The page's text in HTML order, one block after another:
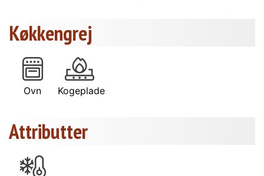
Køkkengrej
Ovn Kogeplade
Attributter